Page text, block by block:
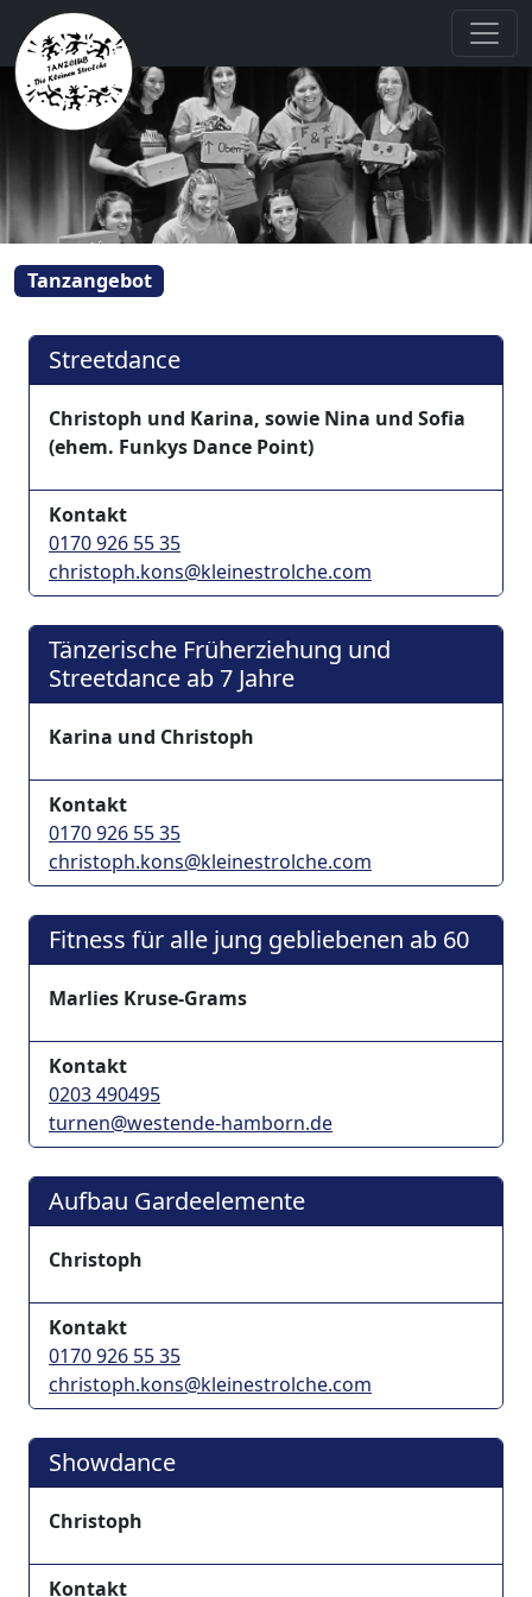
Tanzangebot
Streetdance
Christoph und Karina, sowie Nina und Sofia
(ehem. Funkys Dance Point)
Kontakt
0170 926 55 35
christoph.kons@kleinestrolche.com
Tänzerische Früherziehung und
Streetdance ab 7 Jahre
Karina und Christoph
Kontakt
0170 926 55 35
christoph.kons@kleinestrolche.com
Fitness für alle jung gebliebenen ab 60
Marlies Kruse-Grams
Kontakt
0203 490495
turnen@westende-hamborn.de
Aufbau Gardeelemente
Christoph
Kontakt
0170 926 55 35
christoph.kons@kleinestrolche.com
Showdance
Christoph
Kontakt